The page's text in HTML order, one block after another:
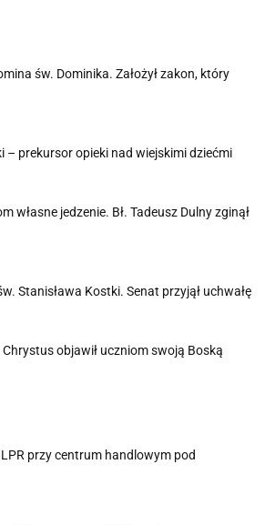
św. Dominika. Założył zakon, który
– prekursor opieki nad wiejskimi dziećmi
własne jedzenie. Bł. Tadeusz Dulny zginął
Stanisława Kostki. Senat przyjął uchwałę
objawił uczniom swoją Boską
przy centrum handlowym pod